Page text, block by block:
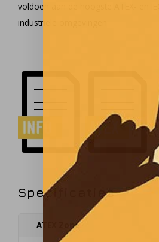
voldoen aan de hoogste ATEX- en
industriële omgevingen.
Specificaties
ATEX Zone